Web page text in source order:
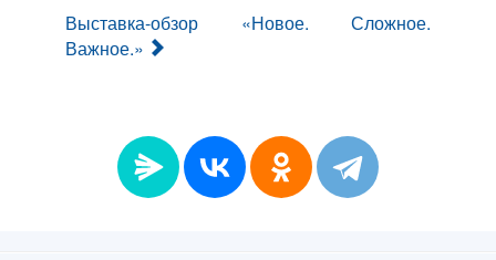
Выставка-обзор «Новое. Сложное.
Важное.»